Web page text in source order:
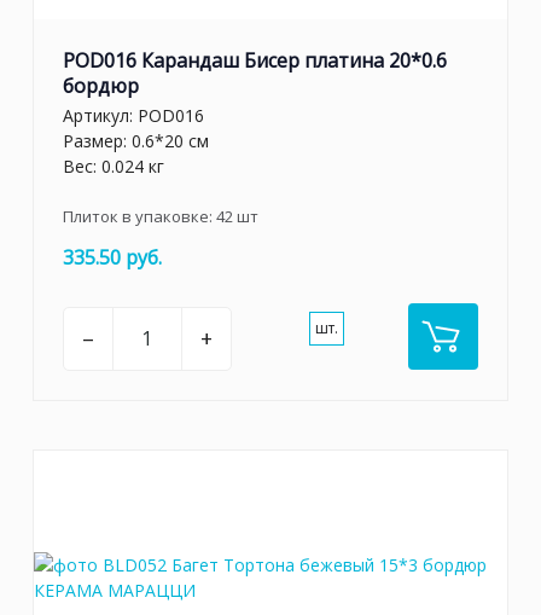
POD016 Карандаш Бисер платина 20*0.6
бордюр
Артикул: POD016
Размер: 0.6*20 см
Вес: 0.024 кг
Плиток в упаковке: 42шт
335.50 руб.
– + шт.